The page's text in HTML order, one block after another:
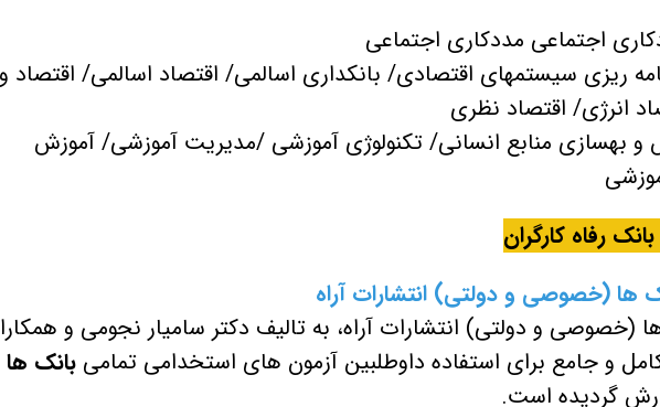
ریزی سیستمهای اقتصادی/ بانکداری اسالمی/ اقتصاد اسالمی/ اقتصاد و
انرژی/ اقتصاد نظری
و بهسازی منابع انسانی/ تکنولوژی آموزشی /مدیریت آموزشی/ آموزش
رفاه کارگران
(خصوصی و دولتی) انتشارات آراه، به تالیف دکتر سامیار نجومی و
و جامع برای استفاده داوطلبین آزمون های استخدامی تمامی بانک ها
گردیده است.